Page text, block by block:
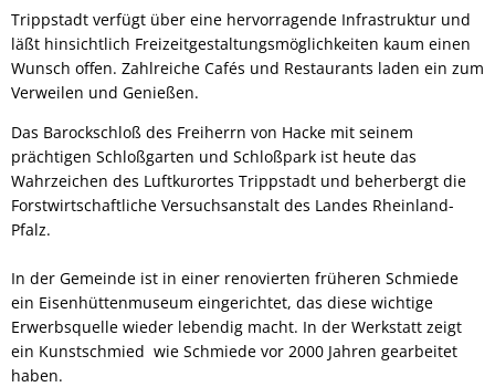
Trippstadt verfügt über eine hervorragende Infrastruktur und
läßt hinsichtlich Freizeitgestaltungsmöglichkeiten kaum einen
Wunsch offen. Zahlreiche Cafés und Restaurants laden ein zum
Verweilen und Genießen.
Das Barockschloß des Freiherrn von Hacke mit seinem
prächtigen Schloßgarten und Schloßpark ist heute das
Wahrzeichen des Luftkurortes Trippstadt und beherbergt die
Forstwirtschaftliche Versuchsanstalt des Landes Rheinland-
Pfalz.
In der Gemeinde ist in einer renovierten früheren Schmiede
ein Eisenhüttenmuseum eingerichtet, das diese wichtige
Erwerbsquelle wieder lebendig macht. In der Werkstatt zeigt
ein Kunstschmied wie Schmiede vor 2000 Jahren gearbeitet
haben.